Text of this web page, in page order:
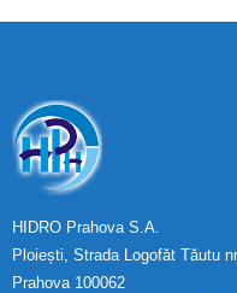
Calitatea apei
Contact
HIDRO Prahova S.A.
Ploiești, Strada Logofăt Tăutu
Prahova 100062